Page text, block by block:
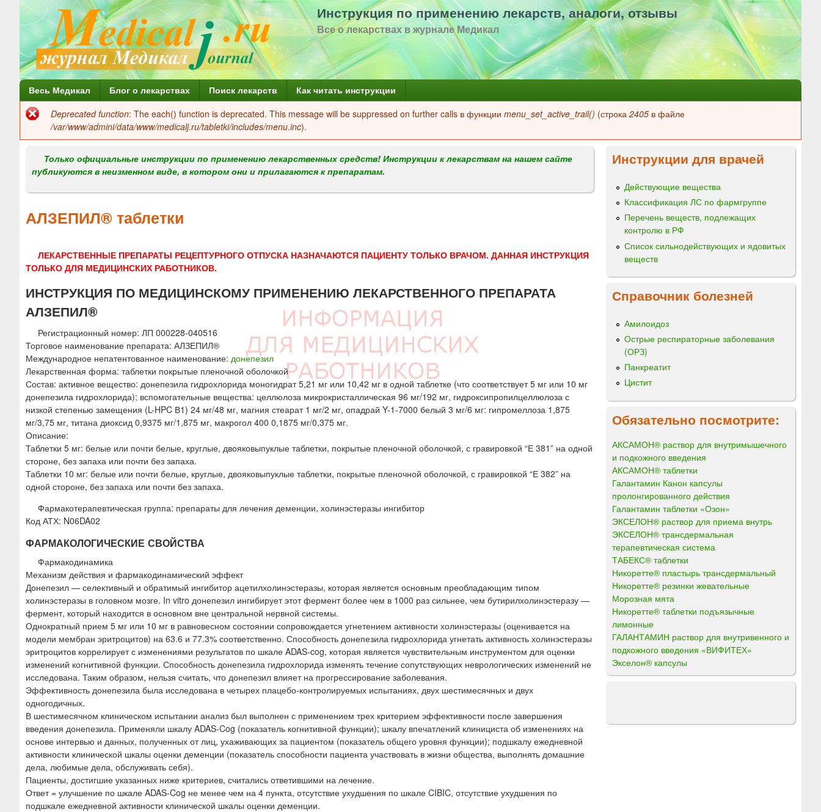
Перейти
к
содержанию
Инструкция по применению лекарств, аналоги, отзывы
Все о лекарствах в журнале Медикал
Г
л
н
м
н
Весь Медикал Блог о лекарствах Поиск лекарств Как читать инструкции
Сообщение
об
ошибке
Deprecated function: The each() function is deprecated. This message will be suppressed on further calls в функции menu_set_active_trail() (строка 2405 в файле
/var/www/admini/data/www/medicalj.ru/tabletki/includes/menu.inc).
Только официальные инструкции по применению лекарственных средств! Инструкции к лекарствам на нашем сайте
публикуются в неизменном виде, в котором они и прилагаются к препаратам.
АЛЗЕПИЛ® таблетки
ЛЕКАРСТВЕННЫЕ ПРЕПАРАТЫ РЕЦЕПТУРНОГО ОТПУСКА НАЗНАЧАЮТСЯ ПАЦИЕНТУ ТОЛЬКО ВРАЧОМ. ДАННАЯ ИНСТРУКЦИЯ
ТОЛЬКО ДЛЯ МЕДИЦИНСКИХ РАБОТНИКОВ.
ИНСТРУКЦИЯ ПО МЕДИЦИНСКОМУ ПРИМЕНЕНИЮ ЛЕКАРСТВЕННОГО ПРЕПАРАТА
АЛЗЕПИЛ®
Регистрационный номер: ЛП 000228-040516
Торговое наименование препарата: АЛЗЕПИЛ®
Международное непатентованное наименование: донепезил
Лекарственная форма: таблетки покрытые пленочной оболочкой
Состав: активное вещество: донепезила гидрохлорида моногидрат 5,21 мг или 10,42 мг в одной таблетке (что соответствует 5 мг или 10 мг
донепезила гидрохлорида); вспомогательные вещества: целлюлоза микрокристаллическая 96 мг/192 мг, гидроксипропилцеллюлоза с
низкой степенью замещения (L-HPC В1) 24 мг/48 мг, магния стеарат 1 мг/2 мг, опадрай Y-1-7000 белый 3 мг/6 мг: гипромеллоза 1,875
мг/3,75 мг, титана диоксид 0,9375 мг/1,875 мг, макрогол 400 0,1875 мг/0,375 мг.
Описание:
Таблетки 5 мг: белые или почти белые, круглые, двояковыпуклые таблетки, покрытые пленочной оболочкой, с гравировкой “Е 381” на одной
стороне, без запаха или почти без запаха.
Таблетки 10 мг: белые или почти белые, круглые, двояковыпуклые таблетки, покрытые пленочной оболочкой, с гравировкой “Е 382” на
одной стороне, без запаха или почти без запаха.
Фармакотерапевтическая группа: препараты для лечения деменции, холинэстеразы ингибитор
Код АТХ: N06DA02
ФАРМАКОЛОГИЧЕСКИЕ СВОЙСТВА
Фармакодинамика
Механизм действия и фармакодинамический эффект
Донепезил — селективный и обратимый ингибитор ацетилхолинэстеразы, которая является основным преобладающим типом
холинэстеразы в головном мозге. In vitro донепезил ингибирует этот фермент более чем в 1000 раз сильнее, чем бутирилхолинэстеразу —
фермент, который находится в основном вне центральной нервной системы.
Однократный прием 5 мг или 10 мг в равновесном состоянии сопровождается угнетением активности холинэстеразы (оценивается на
модели мембран эритроцитов) на 63.6 и 77.3% соответственно. Способность донепезила гидрохлорида угнетать активность холинэстеразы
эритроцитов коррелирует с изменениями результатов по шкале ADAS-cog, которая является чувствительным инструментом для оценки
изменений когнитивной функции. Способность донепезила гидрохлорида изменять течение сопутствующих неврологических изменений не
исследована. Таким образом, нельзя считать, что донепезил влияет на прогрессирование заболевания.
Эффективность донепезила была исследована в четырех плацебо-контролируемых испытаниях, двух шестимесячных и двух
одногодичных.
В шестимесячном клиническом испытании анализ был выполнен с применением трех критерием эффективности после завершения
введения донепезила. Применяли шкалу ADAS-Cog (показатель когнитивной функции); шкалу впечатлений клинициста об изменениях на
основе интервью и данных, полученных от лиц, ухаживающих за пациентом (показатель общего уровня функции); подшкалу ежедневной
активности клинической шкалы оценки деменции (показатель способности пациента участвовать в жизни общества, выполнять домашние
дела, любимые дела, обслуживать себя).
Пациенты, достигшие указанных ниже критериев, считались ответившими на лечение.
Ответ = улучшение по шкале ADAS-Cog не менее чем на 4 пункта, отсутствие ухудшения по шкале CIBIC, отсутствие ухудшения по
подшкале ежедневной активности клинической шкалы оценки деменции.
Инструкции для врачей
Действующие вещества
Классификация ЛС по фармгруппе
Перечень веществ, подлежащих
контролю в РФ
Список сильнодействующих и ядовитых
веществ
Справочник болезней
Амилоидоз
Острые респираторные заболевания
(ОРЗ)
Панкреатит
Цистит
Обязательно посмотрите:
АКСАМОН® раствор для внутримышечного
и подкожного введения
АКСАМОН® таблетки
Галантамин Канон капсулы
пролонгированного действия
Галантамин таблетки «Озон»
ЭКСЕЛОН® раствор для приема внутрь
ЭКСЕЛОН® трансдермальная
терапевтическая система
ТАБЕКС® таблетки
Никоретте® пластырь трансдермальный
Никоретте® резинки жевательные
Морозная мята
Никоретте® таблетки подъязычные
лимонные
ГАЛАНТАМИН раствор для внутривенного и
подкожного введения «ВИФИТЕХ»
Экселон® капсулы